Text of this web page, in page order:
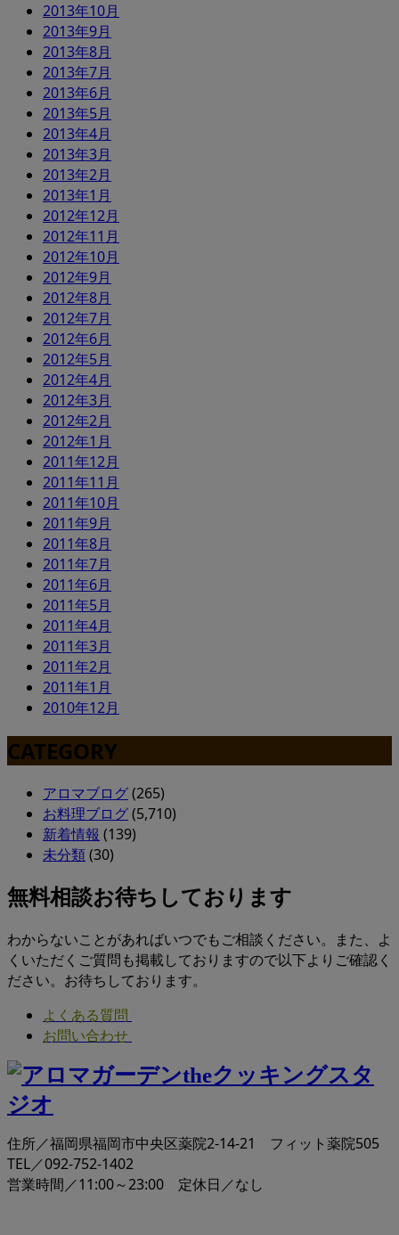
2013年10月
2013年9月
2013年8月
2013年7月
2013年6月
2013年5月
2013年4月
2013年3月
2013年2月
2013年1月
2012年12月
2012年11月
2012年10月
2012年9月
2012年8月
2012年7月
2012年6月
2012年5月
2012年4月
2012年3月
2012年2月
2012年1月
2011年12月
2011年11月
2011年10月
2011年9月
2011年8月
2011年7月
2011年6月
2011年5月
2011年4月
2011年3月
2011年2月
2011年1月
2010年12月
CATEGORY
アロマブログ(265)
お料理ブログ(5,710)
新着情報 (139)
未分類(30)
無料相談お待ちしております
わからないことがあればいつでもご相談ください。また、よ
くいただくご質問も掲載しておりますので以下よりご確認く
ださい。お待ちしております。
よくある質問
お問い合わせ
住所／福岡県福岡市中央区薬院2-14-21 フィット薬院505
TEL／092-752-1402
営業時間／11:00～23:00 定休日／なし